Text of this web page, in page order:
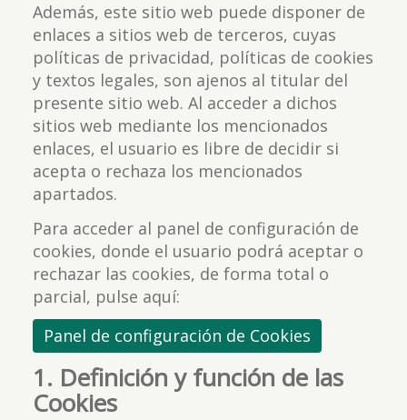
Además, este sitio web puede disponer de
enlaces a sitios web de terceros, cuyas
políticas de privacidad, políticas de cookies
y textos legales, son ajenos al titular del
presente sitio web. Al acceder a dichos
sitios web mediante los mencionados
enlaces, el usuario es libre de decidir si
acepta o rechaza los mencionados
apartados.
Para acceder al panel de configuración de
cookies, donde el usuario podrá aceptar o
rechazar las cookies, de forma total o
parcial, pulse aquí:
Panel de configuración de Cookies
1. Definición y función de las
Cookies